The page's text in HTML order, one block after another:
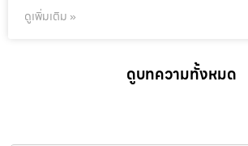
ดูเพิ่มเติม »
ดูบทความทั้งหมด